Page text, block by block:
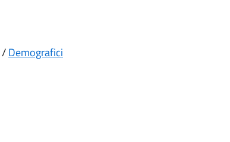
/Demografici